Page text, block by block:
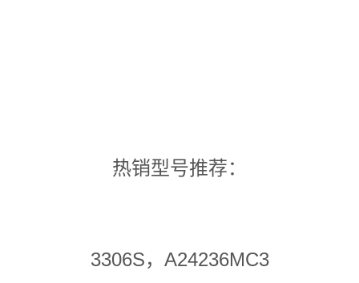
热销型号推荐：
3306S，A24236MC3